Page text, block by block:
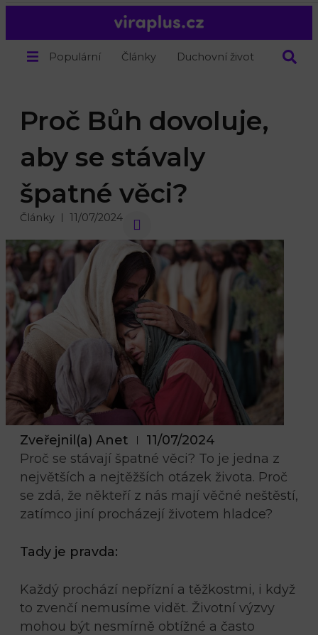
Populární Články Duchovní život O nás
Proč Bůh dovoluje,
aby se stávaly
špatné věci?
Články 11/07/2024
Zveřejnil(a) Anet
11/07/2024
Proč se stávají špatné věci? To je jedna z
největších a nejtěžších otázek života. Proč
se zdá, že někteří z nás mají věčné neštěstí,
zatímco jiní procházejí životem hladce?
Tady je pravda:
Každý prochází nepřízní a těžkostmi, i když
to zvenčí nemusíme vidět. Životní výzvy
mohou být nesmírně obtížné a často